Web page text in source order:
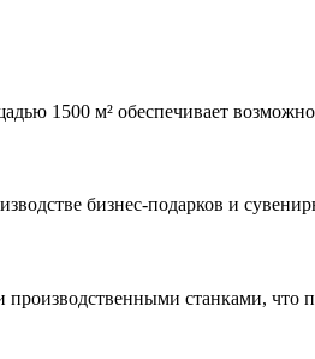
1500 м² обеспечивает
бизнес-подарков и
станками, что